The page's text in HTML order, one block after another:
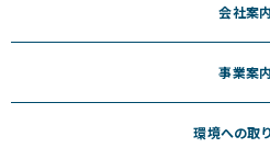
会社案内
事業案内
環境への取